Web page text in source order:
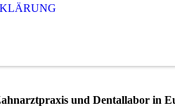
und Dentallabor in